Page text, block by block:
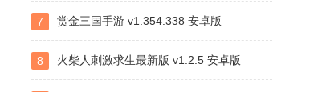
7 赏金三国手游 v1.354.338 安卓版
8 火柴人刺激求生最新版 v1.2.5 安卓版